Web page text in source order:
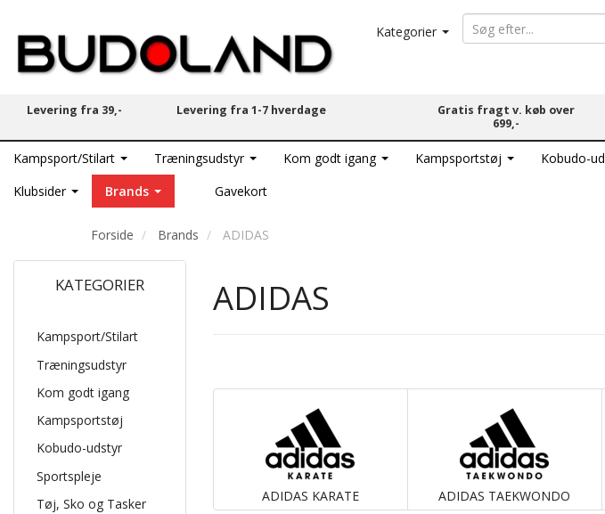
Kategorier
Levering fra 39,- Levering fra 1-7 hverdage
Gratis fragt v. køb over
699,-
Kampsport/Stilart Træningsudstyr Kom godt igang Kampsportstøj Kobudo-
Klubsider
Brands Gavekort
Forside Brands ADIDAS
KATEGORIER
Kampsport/Stilart
Træningsudstyr
Kom godt igang
Kampsportstøj
Kobudo-udstyr
Sportspleje
Tøj, Sko og Tasker
ADIDAS
ADIDAS KARATE ADIDAS TAEKWONDO